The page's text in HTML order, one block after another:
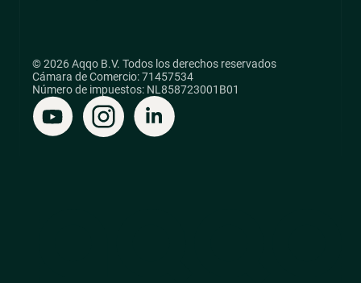
© 2026 Aqqo B.V. Todos los derechos reservados
Cámara de Comercio: 71457534
Número de impuestos: NL858723001B01